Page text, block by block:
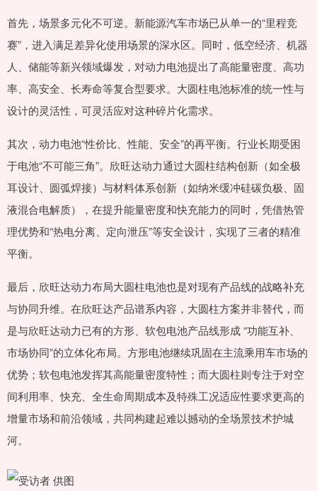
首先，场景多元化不可逆。新能源汽车市场已从单一的“里程竞
赛”，进入满足差异化使用场景的深水区。同时，低空经济、机器
人、储能等新兴领域爆发，对动力电池提出了高能量密度、高功
率、高安全、长寿命等复合型要求。大圆柱电池标准的统一性与
设计的灵活性，可灵活应对这种碎片化需求。
其次，动力电池“性价比、性能、安全”的再平衡。行业长期受困
于电池“不可能三角”。欣旺达动力通过大圆柱结构创新（如全极
耳设计、圆弧焊接）与材料体系创新（如纳米缓冲硅碳负极、固
液混合电解质），在提升能量密度和快充能力的同时，凭借热管
理优势和“热电分离、定向泄压”等安全设计，实现了三者的精准
平衡。
最后，欣旺达动力布局大圆柱电池也是对现有产品线的战略补充
与协同升维。在欣旺达产品谱系内容，大圆柱方案并非替代，而
是与欣旺达动力已有的方形、软包电池产品线形成 “功能互补、
市场协同”的立体化布局。方形电池继续巩固在主流乘用车市场的
优势；软包电池发挥其高能量密度特性；而大圆柱则专注于对空
间利用率、快充、全生命周期成本及特殊工况适应性要求更高的
增量市场和前沿领域，共同构建起难以撼动的全场景技术护城
河。